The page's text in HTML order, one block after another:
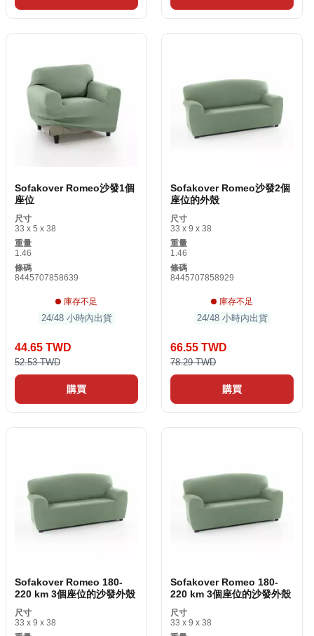
Sofakover Romeo沙發1個
座位
尺寸
33 x 5 x 38
重量
1.46
條碼
8445707858639
庫存不足
24/48 小時內出貨
44.65 TWD
52.53 TWD
購買
Sofakover Romeo沙發2個
座位的外殼
尺寸
33 x 9 x 38
重量
1.46
條碼
8445707858929
庫存不足
24/48 小時內出貨
66.55 TWD
78.29 TWD
購買
Sofakover Romeo 180-
220 km 3個座位的沙發外殼
尺寸
33 x 9 x 38
Sofakover Romeo 180-
220 km 3個座位的沙發外殼
尺寸
33 x 9 x 38